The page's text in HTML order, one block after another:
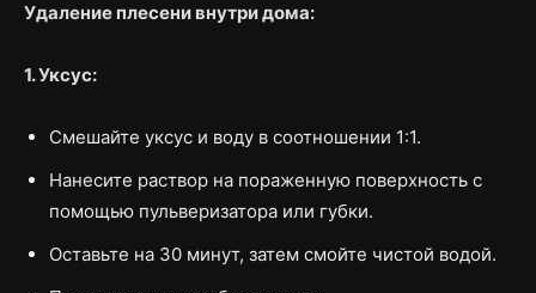
Удаление плесени внутри дома:
1. Уксус:
Смешайте уксус и воду в соотношении 1:1.
Нанесите раствор на пораженную поверхность с
помощью пульверизатора или губки.
Оставьте на 30 минут, затем смойте чистой водой.